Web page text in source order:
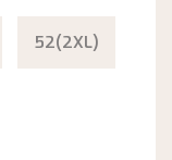
52(2XL)